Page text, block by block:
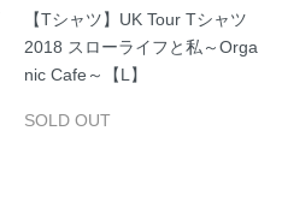
【Tシャツ】UK Tour Tシャツ
2018 スローライフと私～Orga
nic Cafe～【L】
SOLD OUT